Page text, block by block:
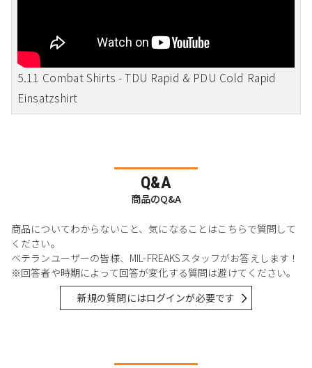
5.11 Combat Shirts - TDU Rapid & PDU Cold Rapid
Einsatzshirt
Q&A
商品のQ&A
商品についてわからないこと、気になることはこちらで質問して
ください。
ベテランユーザーの皆様、MIL-FREAKSスタッフがお答えします！
※回答者や時期によって回答が変化する質問は避けてください。
新規の質問にはログインが必要です